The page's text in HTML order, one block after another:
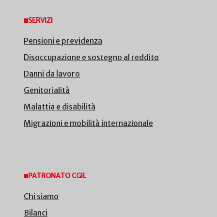
SERVIZI
Pensioni e previdenza
Disoccupazione e sostegno al reddito
Danni da lavoro
Genitorialità
Malattia e disabilità
Migrazioni e mobilità internazionale
PATRONATO CGIL
Chi siamo
Bilanci